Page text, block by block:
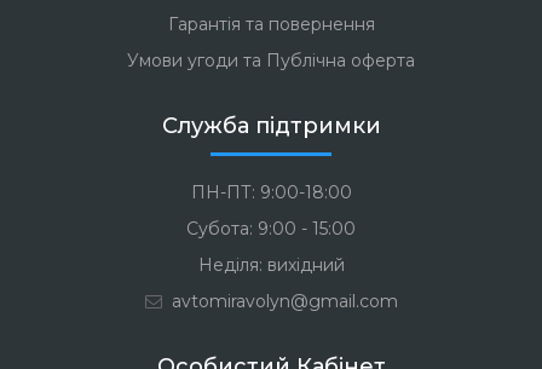
Гарантія та повернення
Умови угоди та Публічна оферта
Служба підтримки
ПН-ПТ: 9:00-18:00
Субота: 9:00 - 15:00
Неділя: вихідний
avtomiravolyn@gmail.com